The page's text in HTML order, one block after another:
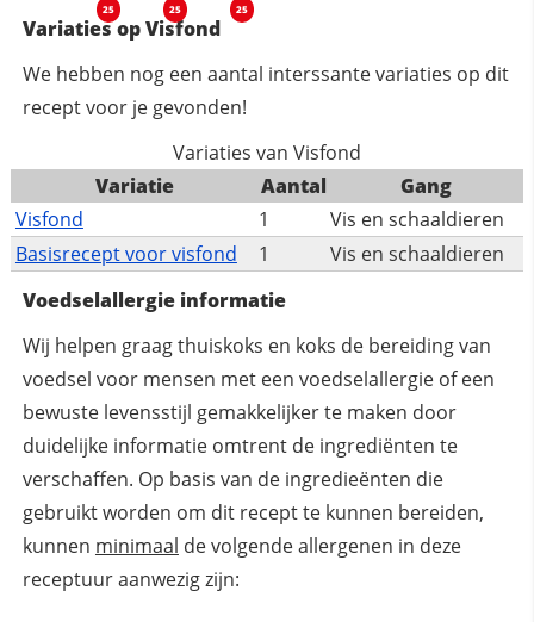
25 25 25
Variaties op Visfond
We hebben nog een aantal interssante variaties op dit
recept voor je gevonden!
Variaties van Visfond
Variatie
Aantal
Gang
Visfond
1
Vis en schaaldieren
Basisrecept voor visfond
1
Vis en schaaldieren
Voedselallergie informatie
Wij helpen graag thuiskoks en koks de bereiding van
voedsel voor mensen met een voedselallergie of een
bewuste levensstijl gemakkelijker te maken door
duidelijke informatie omtrent de ingrediënten te
verschaffen. Op basis van de ingredieënten die
gebruikt worden om dit recept te kunnen bereiden,
kunnen minimaal de volgende allergenen in deze
receptuur aanwezig zijn: